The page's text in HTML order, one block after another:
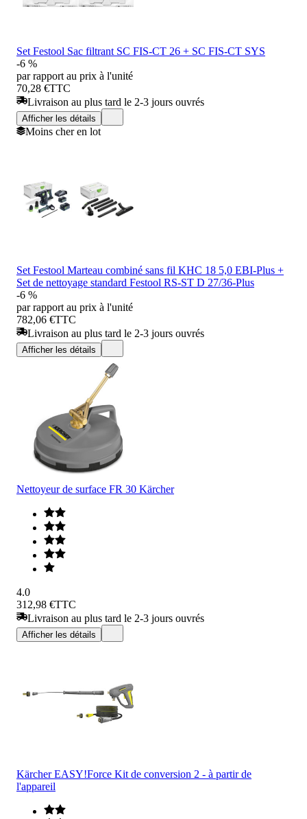
Set Festool Sac filtrant SC FIS-CT 26 + SC FIS-CT SYS
-6 %
par rapport au prix à l'unité
70,28 €TTC
Livraison au plus tard le 2-3 jours ouvrés
Afficher les détails
Moins cher en lot
Set Festool Marteau combiné sans fil KHC 18 5,0 EBI-Plus +
Set de nettoyage standard Festool RS-ST D 27/36-Plus
-6 %
par rapport au prix à l'unité
782,06 €TTC
Livraison au plus tard le 2-3 jours ouvrés
Afficher les détails
Nettoyeur de surface FR 30 Kärcher
4.0
312,98 €TTC
Livraison au plus tard le 2-3 jours ouvrés
Afficher les détails
Kärcher EASY!Force Kit de conversion 2 - à partir de
l'appareil